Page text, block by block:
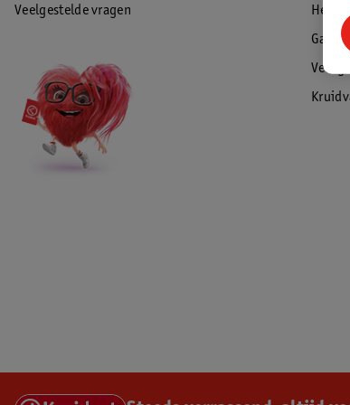
Veelgestelde vragen